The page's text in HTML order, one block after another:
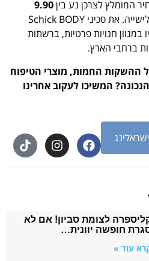
המומלץ לצרכן נע בין9.90
בלבד למארז שלישייה. את סכיני Schick BODY
חנויות פרטיות, ברשתות
ברחבי הארץ.
ההשקות החמות, מוצרי הטיפוח
המשיכו לעקוב אחרינו
לצומת סביון! אם לא
חופשה יוונית…
עוד »